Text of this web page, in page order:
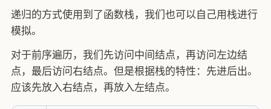
递归的方式使用到了函数栈，我们也可以自己用栈进行
模拟。
对于前序遍历，我们先访问中间结点，再访问左边结
点，最后访问右结点。但是根据栈的特性：先进后出。
应该先放入右结点，再放入左结点。